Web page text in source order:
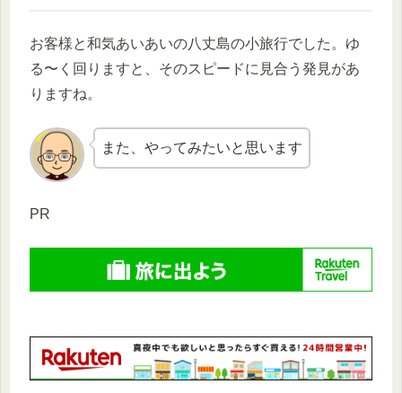
お客様と和気あいあいの八丈島の小旅行でした。ゆ
る〜く回りますと、そのスピードに見合う発見があ
りますね。
また、やってみたいと思います
PR